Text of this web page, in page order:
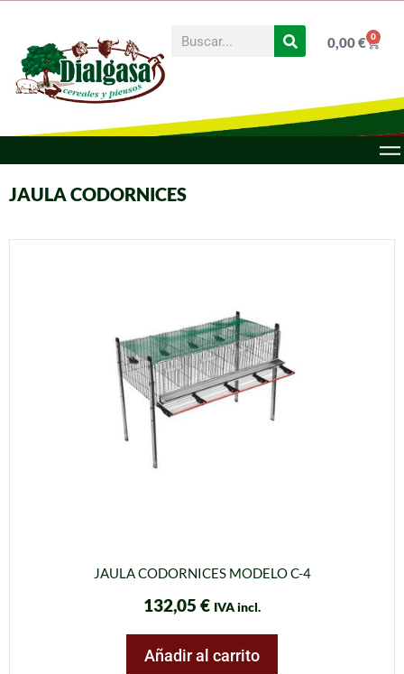
0,00€ 0
JAULA CODORNICES
JAULA CODORNICES MODELO C-4
132,05 € IVA incl.
Añadir al carrito